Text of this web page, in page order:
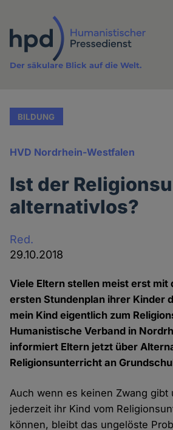
Inhalt
Der säkulare Blick auf die Welt.
BILDUNG
HVD Nordrhein-Westfalen
Ist der
alternativlos?
Red.
29.10.2018
Viele Eltern stellen meist erst mit
ersten Stundenplan ihrer Kinder
mein Kind eigentlich zum
Humanistische Verband in
informiert Eltern jetzt über
Religionsunterricht an
Auch wenn es keinen Zwang gibt
jederzeit ihr Kind vom
können, bleibt das ungelöste